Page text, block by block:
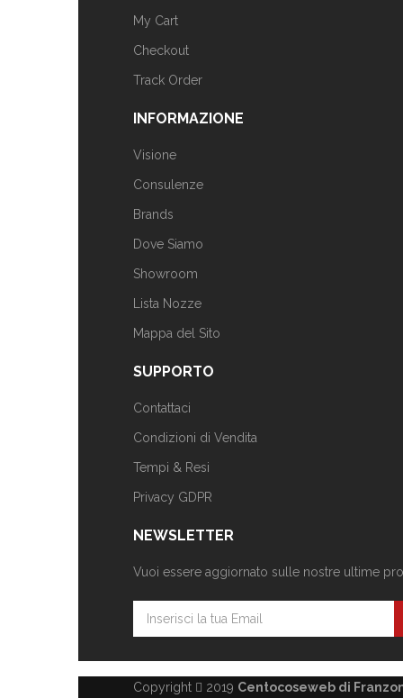
My Cart
Checkout
Track Order
INFORMAZIONE
Visione
Consulenze
Brands
Dove Siamo
Showroom
Lista Nozze
Mappa del Sito
SUPPORTO
Contattaci
Condizioni di Vendita
Tempi & Resi
Privacy GDPR
NEWSLETTER
Vuoi essere aggiornato sulle nostre ultime
Copyright 2019 Centocoseweb di